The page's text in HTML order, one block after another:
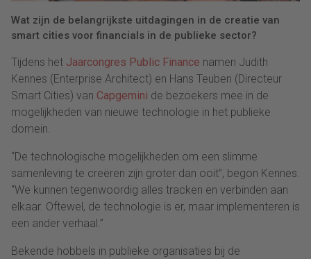
Wat zijn de belangrijkste uitdagingen in de creatie van
smart cities voor financials in de publieke sector?
Tijdens het Jaarcongres Public Finance namen Judith
Kennes (Enterprise Architect) en Hans Teuben (Directeur
Smart Cities) van Capgemini de bezoekers mee in de
mogelijkheden van nieuwe technologie in het publieke
domein.
“De technologische mogelijkheden om een slimme
samenleving te creëren zijn groter dan ooit”, begon Kennes.
“We kunnen tegenwoordig alles tracken en verbinden aan
elkaar. Oftewel, de technologie is er, maar implementeren is
een ander verhaal.”
Bekende hobbels in publieke organisaties bij de